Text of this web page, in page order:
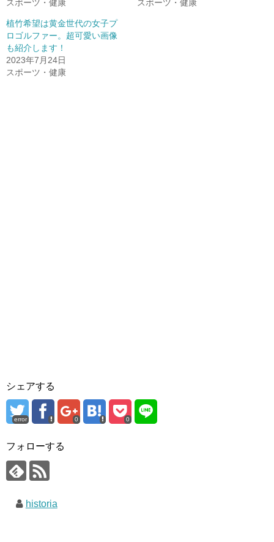
スポーツ・健康 スポーツ・健康
植竹希望は黄金世代の女子プ
ロゴルファー。超可愛い画像
も紹介します！
2023年7月24日
スポーツ・健康
シェアする
error 0 0
フォローする
historia